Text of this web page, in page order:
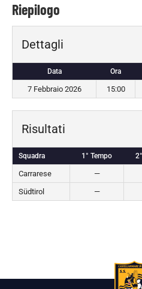
Riepilogo
Dettagli
Data Ora
7 Febbraio 2026 15:00
Risultati
Squadra 1° Tempo
Carrarese —
Südtirol
—